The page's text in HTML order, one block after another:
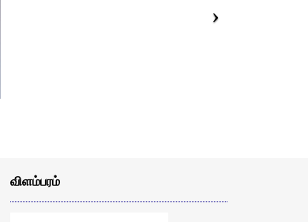
விளம்பரம்